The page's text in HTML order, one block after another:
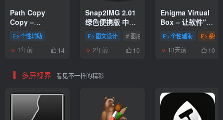
Path Copy
Copy –
Windows 文档路
径复制工具
个性辅助
1年前 14
Snap2IMG 2.01
绿色便携版 中文
汉化缩略图制作
神器图文设计 # 图形相关
2年前 10
Enigma Virtual
Box – 让软件“打
包带走”的免费虚
拟化工具
个性辅助 系统
13天前 10
多屏视界 看见不一样的精彩